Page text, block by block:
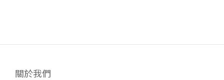
關於我們